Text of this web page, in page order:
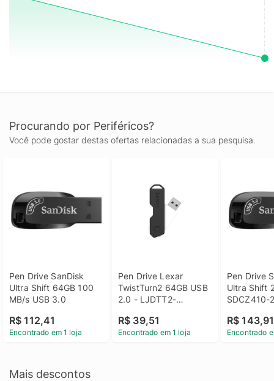
Procurando por Periféricos?
Você pode gostar destas ofertas relacionadas a sua pesquisa.
Pen Drive SanDisk
Ultra Shift 64GB 100
MB/s USB 3.0
R$ 112,41
Encontrado em 1 loja
Pen Drive Lexar
TwistTurn2 64GB USB
2.0 - LJDTT2-
R$ 39,51
Encontrado em 1 loja
Pen Drive
Ultra Shift
SDCZ410-
R$ 143,91
Encontrado
Mais descontos